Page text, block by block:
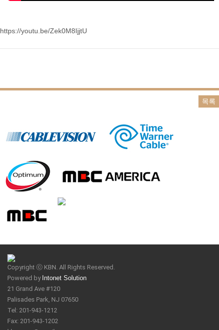
https://youtu.be/Zek0M8IjjtU
Copyright ⓒ KBN. All Rights Reserved.
Powered by Intonet Solution
21 Grand Ave #120
Palisades Park, NJ 07650
Tel: 201-943-1212
Fax: 201-943-1202